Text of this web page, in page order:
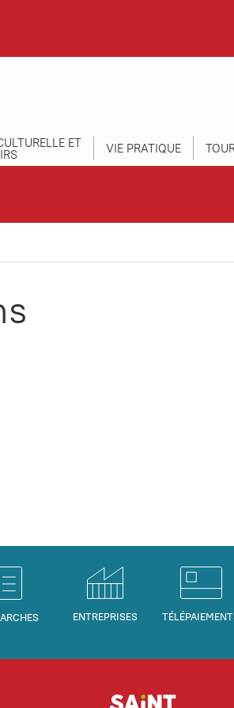
ET VIE PRATIQUE
ENTREPRISES